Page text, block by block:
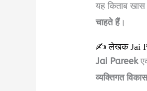
यह किताब
चाहते हैं।
✍️ लेखक Jai
Jai Pareek
व्यक्तिगत